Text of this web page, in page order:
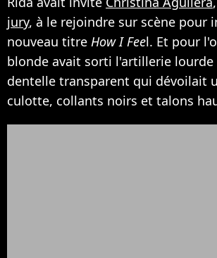
jury, à le rejoindre sur scène pour
nouveau titre How I Feel. Et pour
blonde avait sorti l'artillerie lourde
dentelle transparent qui dévoilait
culotte, collants noirs et talons